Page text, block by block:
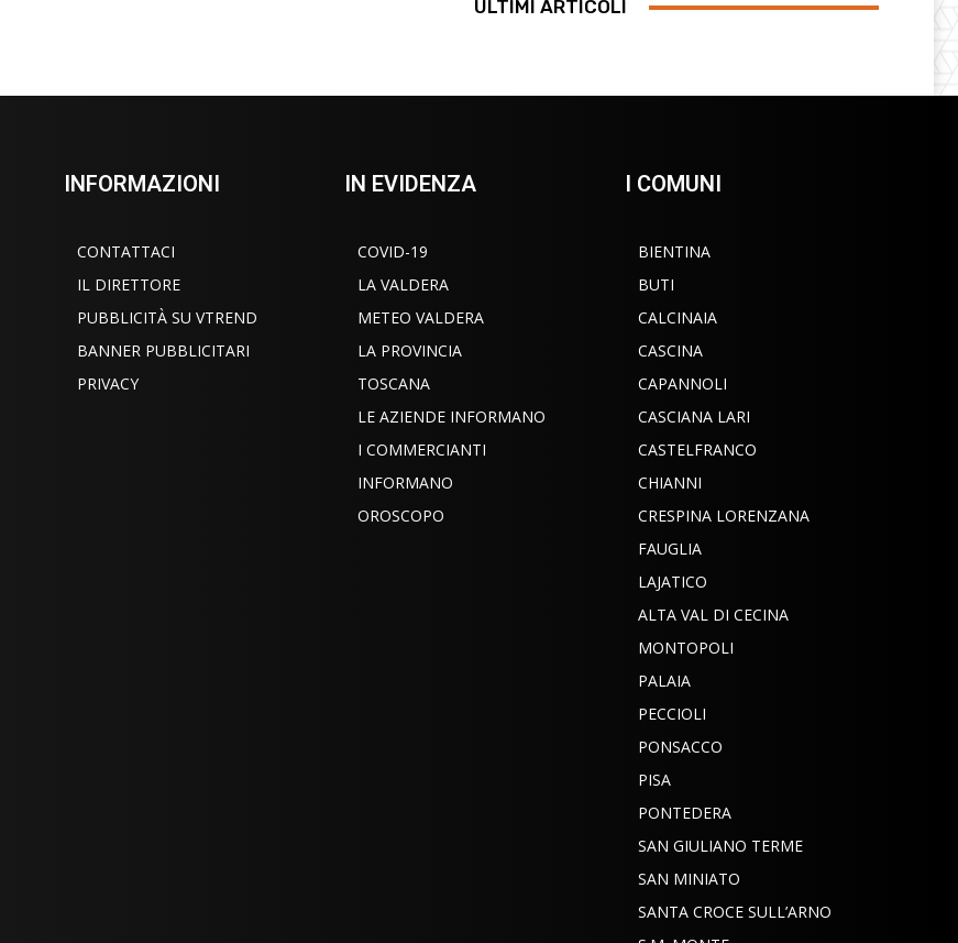
ULTIMI ARTICOLI
INFORMAZIONI
CONTATTACI
IL DIRETTORE
PUBBLICITÀ SU VTREND
BANNER PUBBLICITARI
PRIVACY
IN EVIDENZA
COVID-19
LA VALDERA
METEO VALDERA
LA PROVINCIA
TOSCANA
LE AZIENDE INFORMANO
I COMMERCIANTI
INFORMANO
OROSCOPO
I COMUNI
BIENTINA
BUTI
CALCINAIA
CASCINA
CAPANNOLI
CASCIANA LARI
CASTELFRANCO
CHIANNI
CRESPINA LORENZANA
FAUGLIA
LAJATICO
ALTA VAL DI CECINA
MONTOPOLI
PALAIA
PECCIOLI
PONSACCO
PISA
PONTEDERA
SAN GIULIANO TERME
SAN MINIATO
SANTA CROCE SULL’ARNO